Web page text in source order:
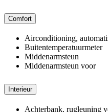
Comfort
Airconditioning,
Buitentemperatuurmeter
Middenarmsteun
Middenarmsteun voor
Interieur
Achterbank, rugleuning